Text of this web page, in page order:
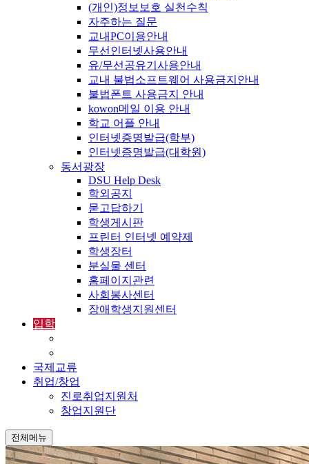
(개인)정보보호 실천수칙
자주하는 질문
교내PC이용안내
무선인터넷사용안내
유/무선공유기사용안내
교내 불법소프트웨어 사용금지안내
불법폰트 사용금지 안내
kowon메일 이용 안내
학교 어플 안내
인터넷증명발급(학부)
인터넷증명발급(대학원)
동서광장
DSU Help Desk
학외공지
묻고답하기
학생게시판
프린터 인터넷 예약제
학생장터
분실물 센터
홈페이지관련
사회봉사센터
장애학생지원센터
입학
국제교류
취업/창업
진로취업지원처
창업지원단
전체메뉴